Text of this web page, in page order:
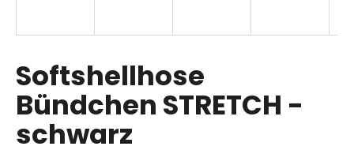
Softshellhose
Bündchen STRETCH -
schwarz
p
f
e
h
l
e